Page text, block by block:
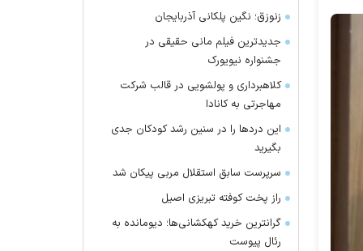
زنوزق؛ نگین پلکانی آذربایجان
جدیدترین فیلم مانی حقیقی در
جشنواره نیویورک
کلاهبرداری و پولشویی در قالب شرکت
مهاجرتی به کانادا
این درد‌ها را در سنین رشد کودکان جدی
بگیرید
سرپرست سابق استقلال مربی پیکان شد
راز پخت کوفته تبریزی اصیل
گرانترین خرید کهکشانی‌ها؛ دیومانده به
رئال پیوست